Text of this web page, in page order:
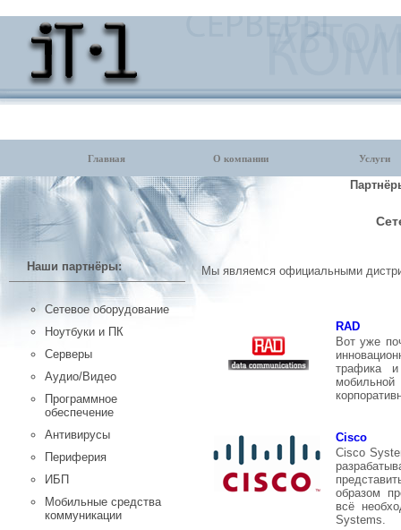
Главная О компании Услуги
Наши партнёры:
Сетевое оборудование
Ноутбуки и ПК
Серверы
Аудио/Видео
Программное
обеспечение
Антивирусы
Периферия
ИБП
Мобильные средства
коммуникации
Мы являемся официальными
RAD
Вот уже
трафика
Cisco
Cisco
образом
всё
Systems.